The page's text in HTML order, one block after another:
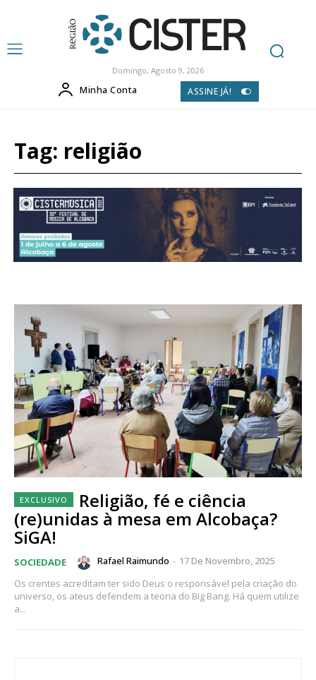
Domingo, Agosto 9, 2026
Minha Conta ASSINE JÁ!
Tag: religião
Religião, fé e ciência
(re)unidas à mesa em Alcobaça?
SiGA!
SOCIEDADE Rafael Raimundo - 17 De Novembro, 2025
Os crentes acreditam ter sido Deus o responsável pela criação do
universo, os ateus defendem a teoria do Big Bang. Há quem utilize
a...